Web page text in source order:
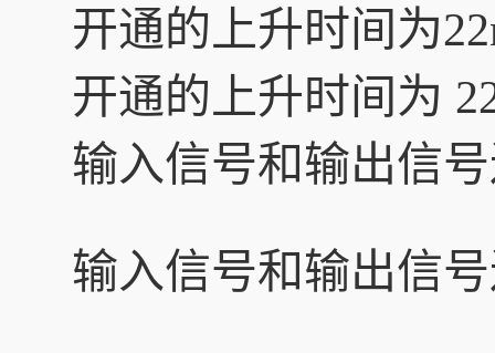
开通的上升时间为
开通的上升时间为
输入信号和输出信
输入信号和输出信